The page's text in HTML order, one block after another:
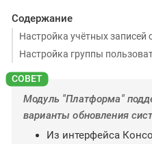
Содержание
Настройка учётных записей
Настройка группы
Модуль "Платформа"
варианты обновления
Из интерфейса